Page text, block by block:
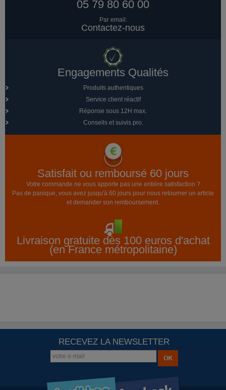
05 79 80 60 00
Par email:
Contactez-nous
Engagements Qualités
Produits authentiques
Service client réactif
Réponse sous 12H max.
Conseils et suivis pro.
Satisfait ou remboursé 60 jours
Votre commande ne vous apporte pas une entière satisfaction ?
Pas de panique, vous avez jusqu'à 60 jours pour nous retourner un article
et demander son remboursement.
Livraison gratuite dès 100 euros d'achat
(en France métropolitaine)
RECEVEZ LA NEWSLETTER